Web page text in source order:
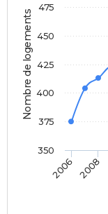
Nombre de logements
2006 2008
350
375
400
425
450
475